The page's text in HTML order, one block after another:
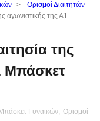
>
Ορισμοί Διαιτητών
αγωνιστικής της Α1
της
Μπάσκετ
Γυναικών, Ορισμοί